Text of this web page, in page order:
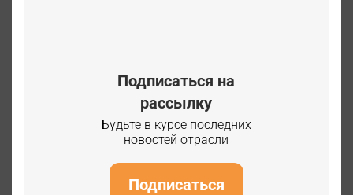
Подписаться на
рассылку
Будьте в курсе последних
новостей отрасли
Подписаться